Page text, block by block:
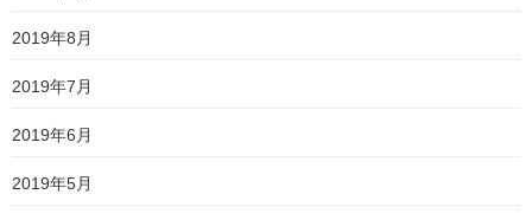
2019年8月
2019年7月
2019年6月
2019年5月